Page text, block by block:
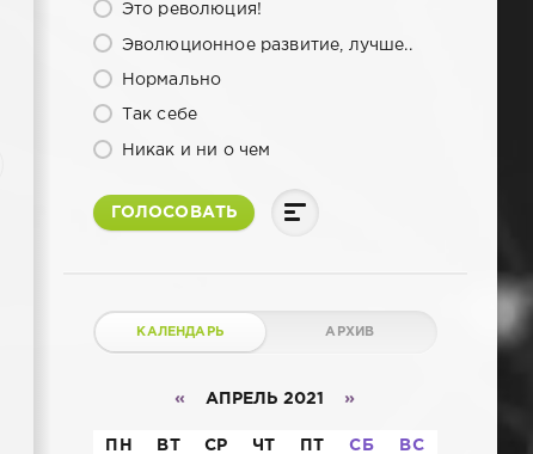
Это революция!
Эволюционное развитие, лучше..
Нормально
Так себе
Никак и ни о чем
ГОЛОСОВАТЬ
КАЛЕНДАРЬ АРХИВ
« АПРЕЛЬ 2021 »
ПН ВТ СР ЧТ ПТ СБ ВС